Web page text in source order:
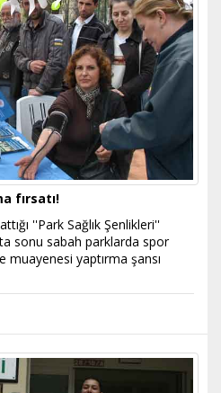
fırsatı!
''Park Sağlık Şenlikleri''
sonu sabah parklarda spor
muayenesi yaptırma şansı